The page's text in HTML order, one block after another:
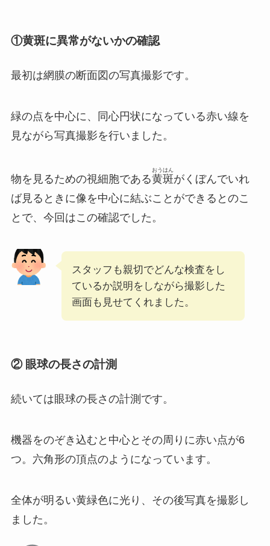
①黄斑に異常がないかの確認
最初は網膜の断面図の写真撮影です。
緑の点を中心に、同心円状になっている赤い線を
見ながら写真撮影を行いました。
物を見るための視細胞である黄斑
おうはん
がくぼんでいれ
ば見るときに像を中心に結ぶことができる とのこ
とで、今回はこの確認でした。
スタッフも親切でどんな検査をし
ているか説明をしながら撮影した
画面も見せてくれました。
② 眼球の長さの計測
続いては眼球の長さの計測です。
機器をのぞき込むと中心とその周りに赤い点が6
つ。六角形の頂点のようになっています。
全体が明るい黄緑色に光り、その後写真を撮影し
ました。